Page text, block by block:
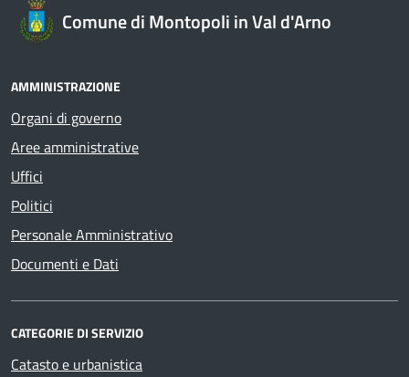
Comune di Montopoli in Val d'Arno
AMMINISTRAZIONE
Organi di governo
Aree amministrative
Uffici
Politici
Personale Amministrativo
Documenti e Dati
CATEGORIE DI SERVIZIO
Catasto e urbanistica